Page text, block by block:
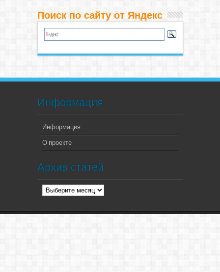
Поиск по сайту от Яндекс
Информация
Информация
О проекте
Архив статей
Архив
статей